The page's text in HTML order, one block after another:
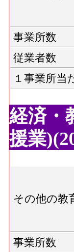
事業所数
従業者数
１事業所当
経済・
援業
その他の教
事業所数